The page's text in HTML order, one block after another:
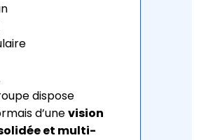
dispose
d’unevision
et multi-